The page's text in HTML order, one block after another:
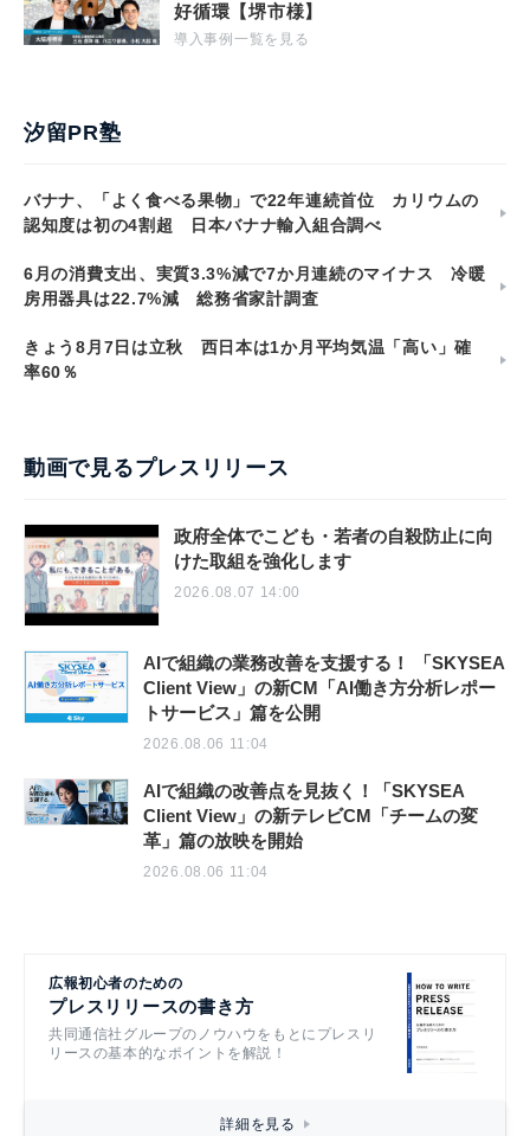
好循環【堺市様】
導入事例一覧を見る
汐留PR塾
バナナ、「よく食べる果物」で22年連続首位 カリウムの
認知度は初の4割超 日本バナナ輸入組合調べ
6月の消費支出、実質3.3%減で7か月連続のマイナス 冷暖
房用器具は22.7%減 総務省家計調査
きょう8月7日は立秋 西日本は1か月平均気温「高い」確
率60％
動画で見るプレスリリース
政府全体でこども・若者の自殺防止に向
けた取組を強化します
2026.08.07 14:00
AIで組織の業務改善を支援する！ 「SKYSEA
Client View」の新CM「AI働き方分析レポー
トサービス」篇を公開
2026.08.06 11:04
AIで組織の改善点を見抜く！「SKYSEA
Client View」の新テレビCM「チームの変
革」篇の放映を開始
2026.08.06 11:04
広報初心者のための
プレスリリースの書き方
共同通信社グループのノウハウをもとにプレスリ
リースの基本的なポイントを解説！
詳細を見る